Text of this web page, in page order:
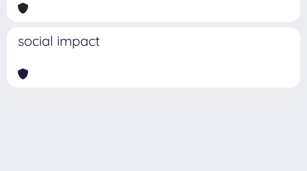
social impact